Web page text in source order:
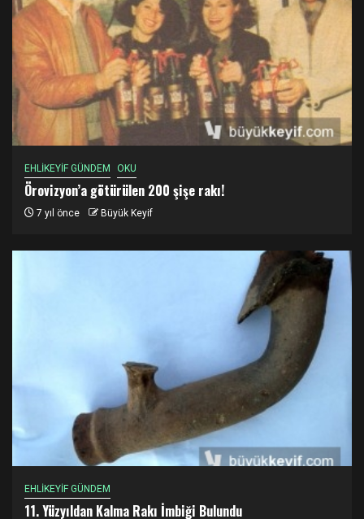
EHLİKEYİF GÜNDEM OKU
Örovizyon’a götürülen 200 şişe rakı!
7 yıl önce Büyük Keyif
EHLİKEYİF GÜNDEM
11. Yüzyıldan Kalma Rakı İmbiği Bulundu